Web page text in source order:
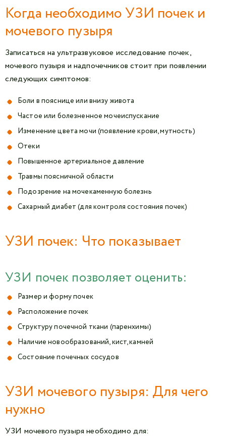
Когда необходимо УЗИ почек и
мочевого пузыря
Записаться на ультразвуковое исследование почек,
мочевого пузыря и надпочечников стоит при появлении
следующих симптомов:
Боли в пояснице или внизу живота
Частое или болезненное мочеиспускание
Изменение цвета мочи (появление крови, мутность)
Отеки
Повышенное артериальное давление
Травмы поясничной области
Подозрение на мочекаменную болезнь
Сахарный диабет (для контроля состояния почек)
УЗИ почек: Что показывает
УЗИ почек позволяет оценить:
Размер и форму почек
Расположение почек
Структуру почечной ткани (паренхимы)
Наличие новообразований, кист, камней
Состояние почечных сосудов
УЗИ мочевого пузыря: Для чего
нужно
УЗИ мочевого пузыря необходимо для: